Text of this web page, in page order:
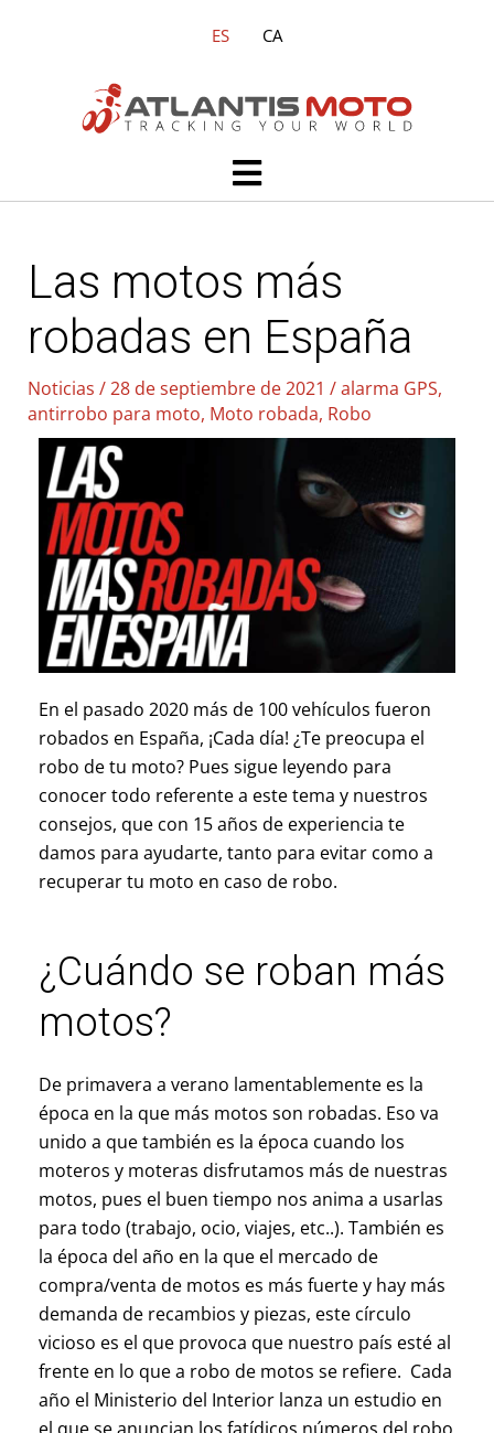
ES CA
Main
Menu
Las motos más
robadas en España
Noticias /28 de septiembre de 2021 /alarma GPS,
antirrobo para moto, Moto robada, Robo
En el pasado 2020 más de 100 vehículos fueron
robados en España, ¡Cada día! ¿Te preocupa el
robo de tu moto? Pues sigue leyendo para
conocer todo referente a este tema y nuestros
consejos, que con 15 años de experiencia te
damos para ayudarte, tanto para evitar como a
recuperar tu moto en caso de robo.
¿Cuándo se roban más
motos?
De primavera a verano lamentablemente es la
época en la que más motos son robadas. Eso va
unido a que también es la época cuando los
moteros y moteras disfrutamos más de nuestras
motos, pues el buen tiempo nos anima a usarlas
para todo (trabajo, ocio, viajes, etc..). También es
la época del año en la que el mercado de
compra/venta de motos es más fuerte y hay más
demanda de recambios y piezas, este círculo
vicioso es el que provoca que nuestro país esté al
frente en lo que a robo de motos se refiere. Cada
año el Ministerio del Interior lanza un estudio en